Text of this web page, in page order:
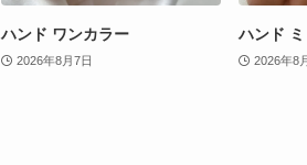
ハンド ワンカラー
2026年8月7日
ハンド
2026年8